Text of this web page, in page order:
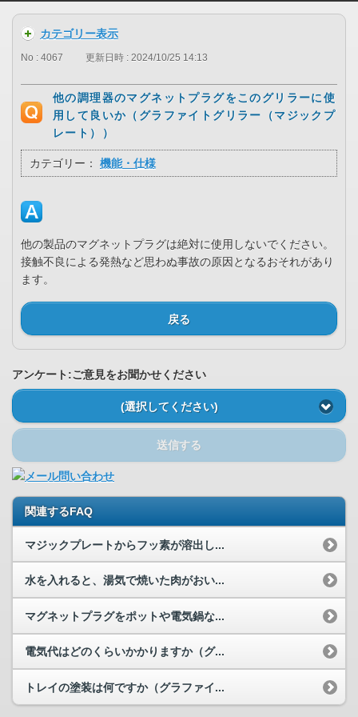
カテゴリー表示
No : 4067 更新日時 : 2024/10/25 14:13
他の調理器のマグネットプラグをこのグリラーに使
用して良いか（グラファイトグリラー（マジックプ
レート））
カテゴリー： 機能・仕様
他の製品のマグネットプラグは絶対に使用しないでください。
接触不良による発熱など思わぬ事故の原因となるおそれがあり
ます。
戻る
アンケート:ご意見をお聞かせください
(選択してください)
送信する
関連するFAQ
マジックプレートからフッ素が溶出し...
水を入れると、湯気で焼いた肉がおい...
マグネットプラグをポットや電気鍋な...
電気代はどのくらいかかりますか（グ...
トレイの塗装は何ですか（グラファイ...